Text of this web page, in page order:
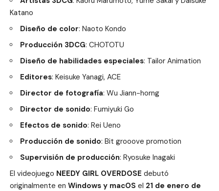
Katano
Diseño de color: Naoto Kondo
Producción 3DCG: CHOTOTU
Diseño de habilidades especiales: Tailor Animation
Editores: Keisuke Yanagi, ACE
Director de fotografía: Wu Jiann-horng
Director de sonido: Fumiyuki Go
Efectos de sonido: Rei Ueno
Producción de sonido: Bit grooove promotion
Supervisión de producción: Ryosuke Inagaki
El videojuego NEEDY GIRL OVERDOSE debutó
originalmente en Windows y macOS el 21 de enero de